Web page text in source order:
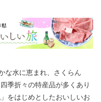
な水に恵まれ、さくらん
季折々の特産品が多くあり
をはじめとしたおいしいお